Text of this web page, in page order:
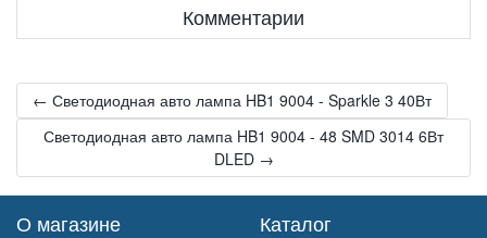
Комментарии
← Светодиодная авто лампа HB1 9004 - Sparkle 3 40Вт
Светодиодная авто лампа HB1 9004 - 48 SMD 3014 6Вт
DLED →
О магазине Каталог